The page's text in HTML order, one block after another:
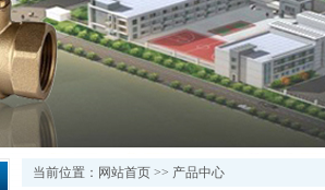
当前位置： 网站首页>> 产品中心